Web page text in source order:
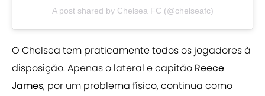
A post shared by Chelsea FC (@chelseafc)
O Chelsea tem praticamente todos os jogadores à
disposição. Apenas o lateral e capitão Reece
James, por um problema físico, continua como